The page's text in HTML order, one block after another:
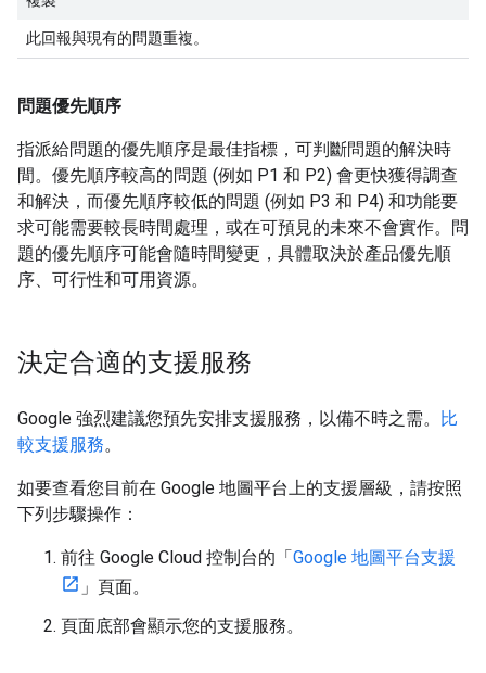
此回報與現有的問題重複。
問題優先順序
指派給問題的優先順序是最佳指標，可判斷問題的解決時
間。優先順序較高的問題 (例如 P1 和 P2) 會更快獲得調查
和解決，而優先順序較低的問題 (例如 P3 和 P4) 和功能要
求可能需要較長時間處理，或在可預見的未來不會實作。問
題的優先順序可能會隨時間變更，具體取決於產品優先順
序、可行性和可用資源。
決定合適的支援服務
Google 強烈建議您預先安排支援服務，以備不時之需。
比
較支援服務。
如要查看您目前在 Google 地圖平台上的支援層級，請按照
下列步驟操作：
前往 Google Cloud 控制台的「Google 地圖平台支援
」頁面。
頁面底部會顯示您的支援服務。